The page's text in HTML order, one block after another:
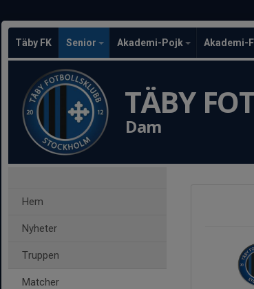
Täby FK Senior Akademi-Pojk Akademi-
TÄBY
Dam
Hem
Nyheter
Truppen
Matcher